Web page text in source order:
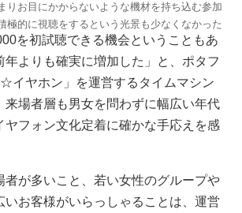
りお目にかからないような機材を持ち込む参加
極的に視聴をするという光景も少なくなかった
を初試聴できる機会ということもあ
年よりも確実に増加した」と、ポタフ
イヤホン」を運営するタイムマシン
来場者層も男女を問わずに幅広い年代
ヤフォン文化定着に確かな手応えを感
が多いこと、若い女性のグループや
いお客様がいらっしゃることは、運営